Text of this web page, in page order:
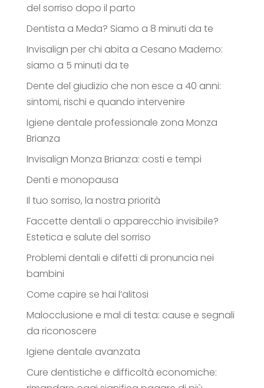
del sorriso dopo il parto
Dentista a Meda? Siamo a 8 minuti da te
Invisalign per chi abita a Cesano Maderno:
siamo a 5 minuti da te
Dente del giudizio che non esce a 40 anni:
sintomi, rischi e quando intervenire
Igiene dentale professionale zona Monza
Brianza
Invisalign Monza Brianza: costi e tempi
Denti e monopausa
Il tuo sorriso, la nostra priorità
Faccette dentali o apparecchio invisibile?
Estetica e salute del sorriso
Problemi dentali e difetti di pronuncia nei
bambini
Come capire se hai l’alitosi
Malocclusione e mal di testa: cause e segnali
da riconoscere
Igiene dentale avanzata
Cure dentistiche e difficoltà economiche: